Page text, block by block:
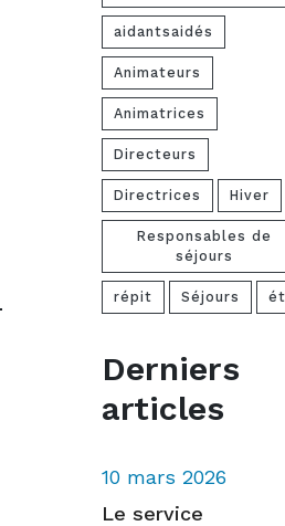
aidantsaidés
Animateurs
Animatrices
Directeurs
Directrices Hiver
Responsables de
séjours
répit Séjours
Derniers
articles
Le service
10 mars 2026